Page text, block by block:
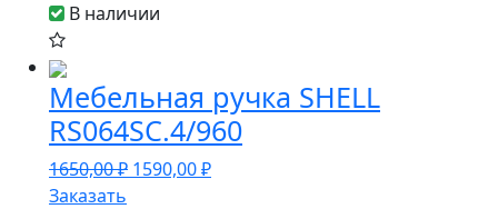
В наличии
Мебельная ручка SHELL
RS064SC.4/960
1650,00₽ 1590,00₽
Заказать